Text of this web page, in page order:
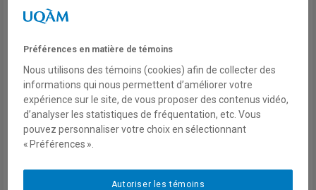
“En Allemagne, une
formation politique accusée
d’être le cheval de Troie
d’Erdogan en Europe “
Jean Marcou
Presse
Mercredi 13 mars 2024
Préférences en matière de témoins
Nous utilisons des témoins (cookies) afin de collecter des
informations qui nous permettent d’améliorer votre
expérience sur le site, de vous proposer des contenus vidéo,
d’analyser les statistiques de fréquentation, etc. Vous
pouvez personnaliser votre choix en sélectionnant
« Préférences ».
Autoriser les témoins